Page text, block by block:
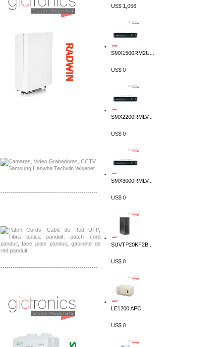
-------------------------------------------------
-------------------------------------------------
-------------------------------------------------
US$ 1,056
SMX1500RM2U...
US$ 0
SMX2200RMLV...
US$ 0
SMX3000RMLV...
US$ 0
SUVTP20KF2B...
US$ 0
LE1200 APC...
US$ 0